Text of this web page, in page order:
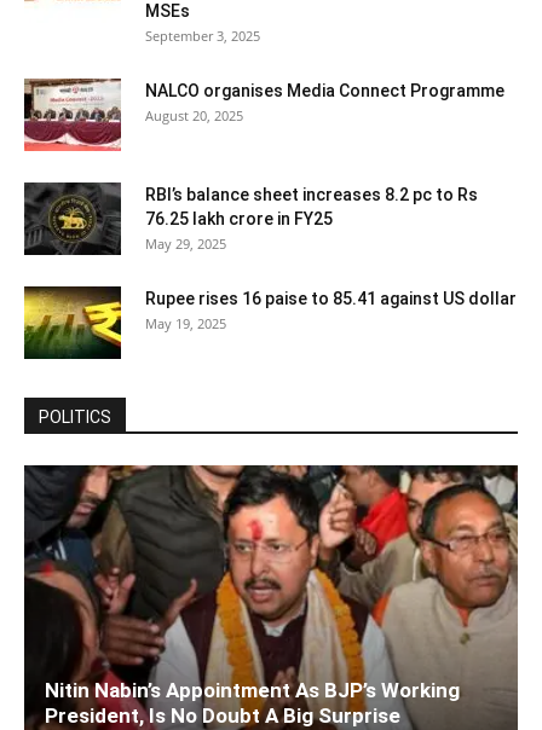
MSEs
September 3, 2025
NALCO organises Media Connect Programme
August 20, 2025
RBI’s balance sheet increases 8.2 pc to Rs
76.25 lakh crore in FY25
May 29, 2025
Rupee rises 16 paise to 85.41 against US dollar
May 19, 2025
POLITICS
Nitin Nabin’s Appointment As BJP’s Working
President, Is No Doubt A Big Surprise